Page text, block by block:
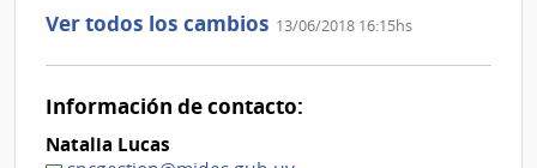
aclaración
0
Ver todos los cambios 13/06/2018 16:15hs
Información de contacto:
Natalia Lucas